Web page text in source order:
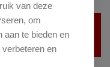
verhuurd
van deze
om
aan te bieden en
en